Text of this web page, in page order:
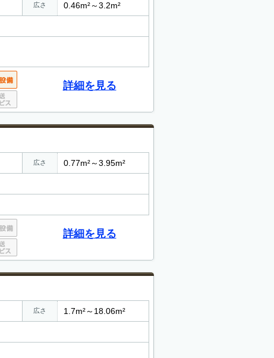
広さ 0.46m²～3.2m²
詳細を見る
広さ 0.77m²～3.95m²
詳細を見る
広さ 1.7m²～18.06m²